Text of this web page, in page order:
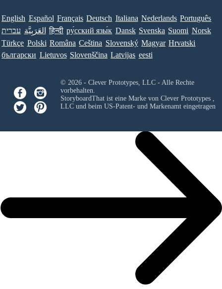
English Español Français Deutsch Italiana Nederlands Português
עברית العَرَبِيَّة हिन्दी ру́сский язы́к Dansk Svenska Suomi Norsk
Türkçe Polski Româna Ceština Slovenský Magyar Hrvatski
български Lietuvos Slovenščina Latvijas eesti
© 2026 - Clever Prototypes, LLC - Alle Rechte
vorbehalten.
StoryboardThat ist eine Marke von Clever Prototypes ,
LLCund beim US-Patent- und Markenamt eingetragen